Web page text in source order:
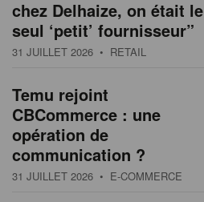
chez Delhaize, on était le
seul ‘petit’ fournisseur”
31 JUILLET 2026 • RETAIL
Temu rejoint
CBCommerce : une
opération de
communication ?
31 JUILLET 2026 • E-COMMERCE